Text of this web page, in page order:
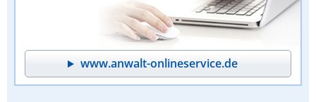
www.anwalt-onlineservice.de